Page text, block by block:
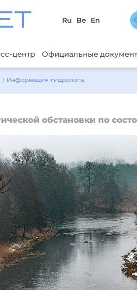
Ru Be En
центр Официальные
/ Информация гидролога
обстановки по